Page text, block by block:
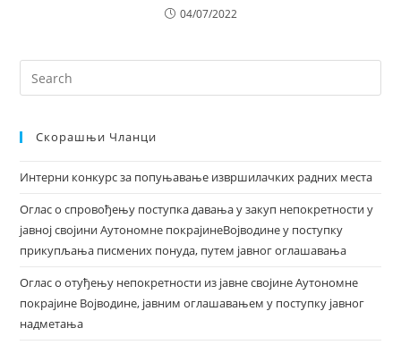
04/07/2022
Скорашњи Чланци
Интерни конкурс за попуњавање извршилачких радних места
Оглас о спровођењу поступка давања у закуп непокретности у
јавној својини Аутономне покрајинеВојводине у поступку
прикупљања писмених понуда, путем јавног оглашавања
Оглас о отуђењу непокретности из јавне својине Аутономне
покрајине Војводине, јавним оглашавањем у поступку јавног
надметања